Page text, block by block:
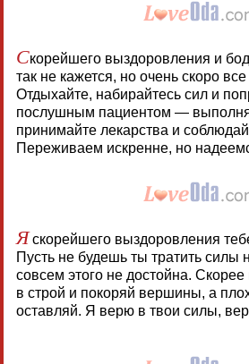
Скорейшего выздоровления и
так не кажется, но очень скоро
Отдыхайте, набирайтесь сил и
послушным пациентом —
принимайте лекарства и
Переживаем искренне, но
Яскорейшего выздоровления
Пусть не будешь ты тратить силы
совсем этого не достойна.
в строй и покоряй вершины, а
оставляй. Я верю в твои силы,